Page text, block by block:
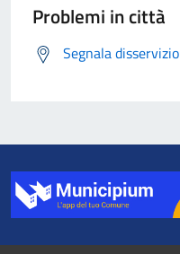
Problemi in città
Segnala disservizio